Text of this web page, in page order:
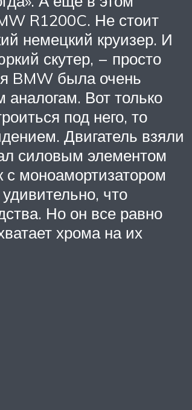
R1200C. Не стоит
немецкий круизер. И
скутер, – просто
BMW была очень
Вот только
под него, то
Двигатель взяли
силовым элементом
моноамортизатором
что
Но он все равно
хрома на их